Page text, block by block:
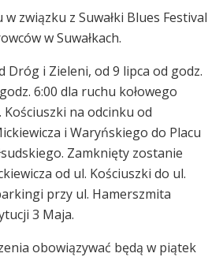
związku z Suwałki Blues Festival
w Suwałkach.
Dróg i Zieleni, od 9 lipca od godz.
6:00 dla ruchu kołowego
na odcinku od
i Waryńskiego do Placu
Zamknięty zostanie
od ul. Kościuszki do ul.
przy ul. Hamerszmita
3 Maja.
obowiązywać będą w piątek